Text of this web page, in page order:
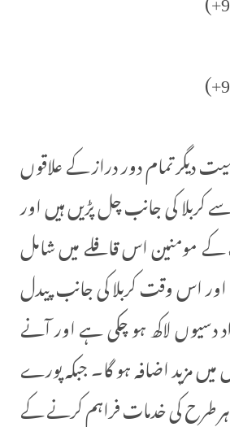
دیگر تمام دور دراز کے علاقوں
کربلا کی جانب چل پڑیں ہیں اور
کے مومنین اس قافلے میں شامل
اس وقت کربلا کی جانب پیدل
دسیوں لاکھ ہو چکی ہے اور آنے
مزید اضافہ ہو گا۔ جبکہ پورے
ہر طرح کی خدمات فراہم کرنے کے